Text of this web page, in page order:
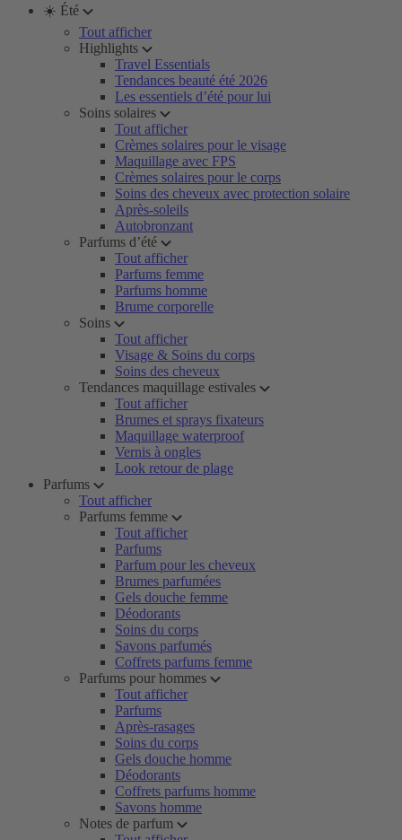
☀️ Été
Tout afficher
Highlights
Travel Essentials
Tendances beauté été 2026
Les essentiels d’été pour lui
Soins solaires
Tout afficher
Crèmes solaires pour le visage
Maquillage avec FPS
Crèmes solaires pour le corps
Soins des cheveux avec protection solaire
Après-soleils
Autobronzant
Parfums d’été
Tout afficher
Parfums femme
Parfums homme
Brume corporelle
Soins
Tout afficher
Visage & Soins du corps
Soins des cheveux
Tendances maquillage estivales
Tout afficher
Brumes et sprays fixateurs
Maquillage waterproof
Vernis à ongles
Look retour de plage
Parfums
Tout afficher
Parfums femme
Tout afficher
Parfums
Parfum pour les cheveux
Brumes parfumées
Gels douche femme
Déodorants
Soins du corps
Savons parfumés
Coffrets parfums femme
Parfums pour hommes
Tout afficher
Parfums
Après-rasages
Soins du corps
Gels douche homme
Déodorants
Coffrets parfums homme
Savons homme
Notes de parfum